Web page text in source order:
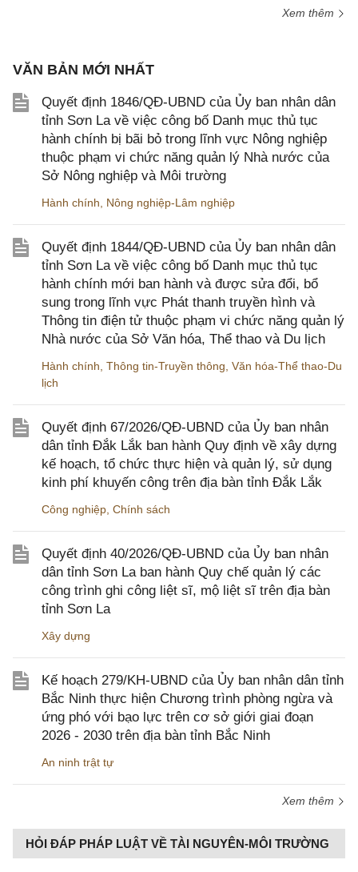
Xem thêm
VĂN BẢN MỚI NHẤT
Quyết định 1846/QĐ-UBND của Ủy ban nhân dân
tỉnh Sơn La về việc công bố Danh mục thủ tục
hành chính bị bãi bỏ trong lĩnh vực Nông nghiệp
thuộc phạm vi chức năng quản lý Nhà nước của
Sở Nông nghiệp và Môi trường
Hành chính Nông nghiệp-Lâm nghiệp
Quyết định 1844/QĐ-UBND của Ủy ban nhân dân
tỉnh Sơn La về việc công bố Danh mục thủ tục
hành chính mới ban hành và được sửa đổi, bổ
sung trong lĩnh vực Phát thanh truyền hình và
Thông tin điện tử thuộc phạm vi chức năng quản lý
Nhà nước của Sở Văn hóa, Thể thao và Du lịch
Hành chính Thông tin-Truyền thông Văn hóa-Thể thao-Du
lịch
Quyết định 67/2026/QĐ-UBND của Ủy ban nhân
dân tỉnh Đắk Lắk ban hành Quy định về xây dựng
kế hoạch, tổ chức thực hiện và quản lý, sử dụng
kinh phí khuyến công trên địa bàn tỉnh Đắk Lắk
Công nghiệp Chính sách
Quyết định 40/2026/QĐ-UBND của Ủy ban nhân
dân tỉnh Sơn La ban hành Quy chế quản lý các
công trình ghi công liệt sĩ, mộ liệt sĩ trên địa bàn
tỉnh Sơn La
Xây dựng
Kế hoạch 279/KH-UBND của Ủy ban nhân dân tỉnh
Bắc Ninh thực hiện Chương trình phòng ngừa và
ứng phó với bạo lực trên cơ sở giới giai đoạn
2026 - 2030 trên địa bàn tỉnh Bắc Ninh
An ninh trật tự
Xem thêm
HỎI ĐÁP PHÁP LUẬT VỀ TÀI NGUYÊN-MÔI TRƯỜNG